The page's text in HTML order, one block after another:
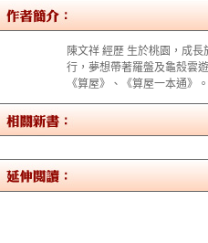
陳文祥 經歷 生於桃園，成
行，夢想帶著羅盤及龜殼雲
《算屋》、《算屋一本通》。